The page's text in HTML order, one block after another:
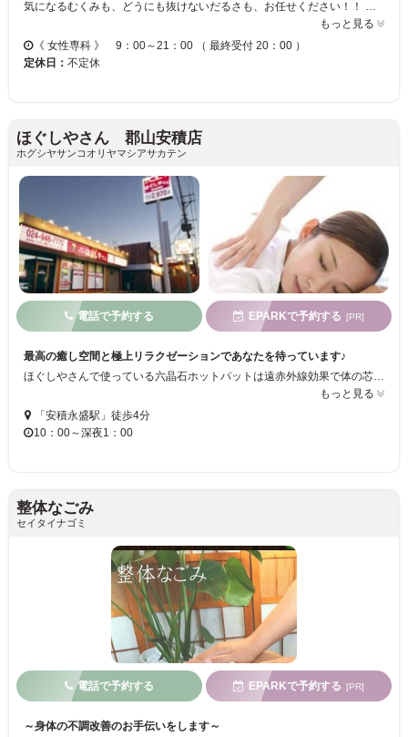
気になるむくみも、どうにも抜けないだるさも、お任せください！！ 疲れや不調を改善し、翌日も元気に頑張れるように熟練技術でしっかりケアさせて頂きます☆ ＜確かな技術で“キレイになりたい”気持ちを応援します♪♪＞ 【マンツーマンのプライベート空間】一人ひとりに寄り添った丁寧なカウンセリングで、あなたのお悩みやお肌と身体の状態、要望にしっかり向き合います☆お客様とのコミニュケーションを大切にしておりますので、初めてご来店の方も安心してお任せ下さい！「癒し」と「不調の改善」を併せ持つ、当サロン自慢の美容カイロ・エステとカイロプラクティックを、ぜひお試しください★ お客様のご来店を心よりお待ちしております！
もっと見る
《 女性専科 》 9：00～21：00 （ 最終受付 20：00 ）
定休日： 不定休
ほぐしやさん 郡山安積店
ホグシヤサンコオリヤマシアサカテン
電話で予約する EPARKで予約する [PR]
最高の癒し空間と極上リラクゼーションであなたを待っています♪
ほぐしやさんで使っている六晶石ホットパットは遠赤外線効果で体の芯から温まりますよ☆ミ 冷え性の方多いと思いますが、体の冷えは凝りそして肌荒れ、不眠などの原因です・・・ 身体の中からしっかり温まって身体もほぐされる感動のリラクゼーションを是非あなた自信で体験してみてください♪きっと明日からの活力になりますよ☆★☆
もっと見る
「安積永盛駅」徒歩4分
10：00～深夜1：00
整体なごみ
セイタイナゴミ
電話で予約する EPARKで予約する [PR]
～身体の不調改善のお手伝いをします～